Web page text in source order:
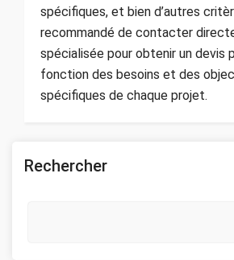
spécifiques, et bien d’autres
recommandé de contacter
spécialisée pour obtenir un devis
fonction des besoins et des
spécifiques de chaque projet.
Rechercher